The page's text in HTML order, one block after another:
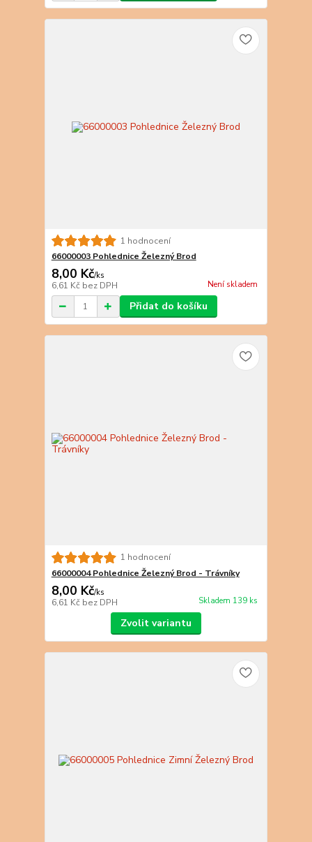
1 hodnocení
66000003 Pohlednice Železný Brod
8,00 Kč/ks
6,61 Kč bez DPH Není skladem
Přidat do košíku
1 hodnocení
66000004 Pohlednice Železný Brod - Trávníky
8,00 Kč/ks
6,61 Kč bez DPH Skladem 139 ks
Zvolit variantu